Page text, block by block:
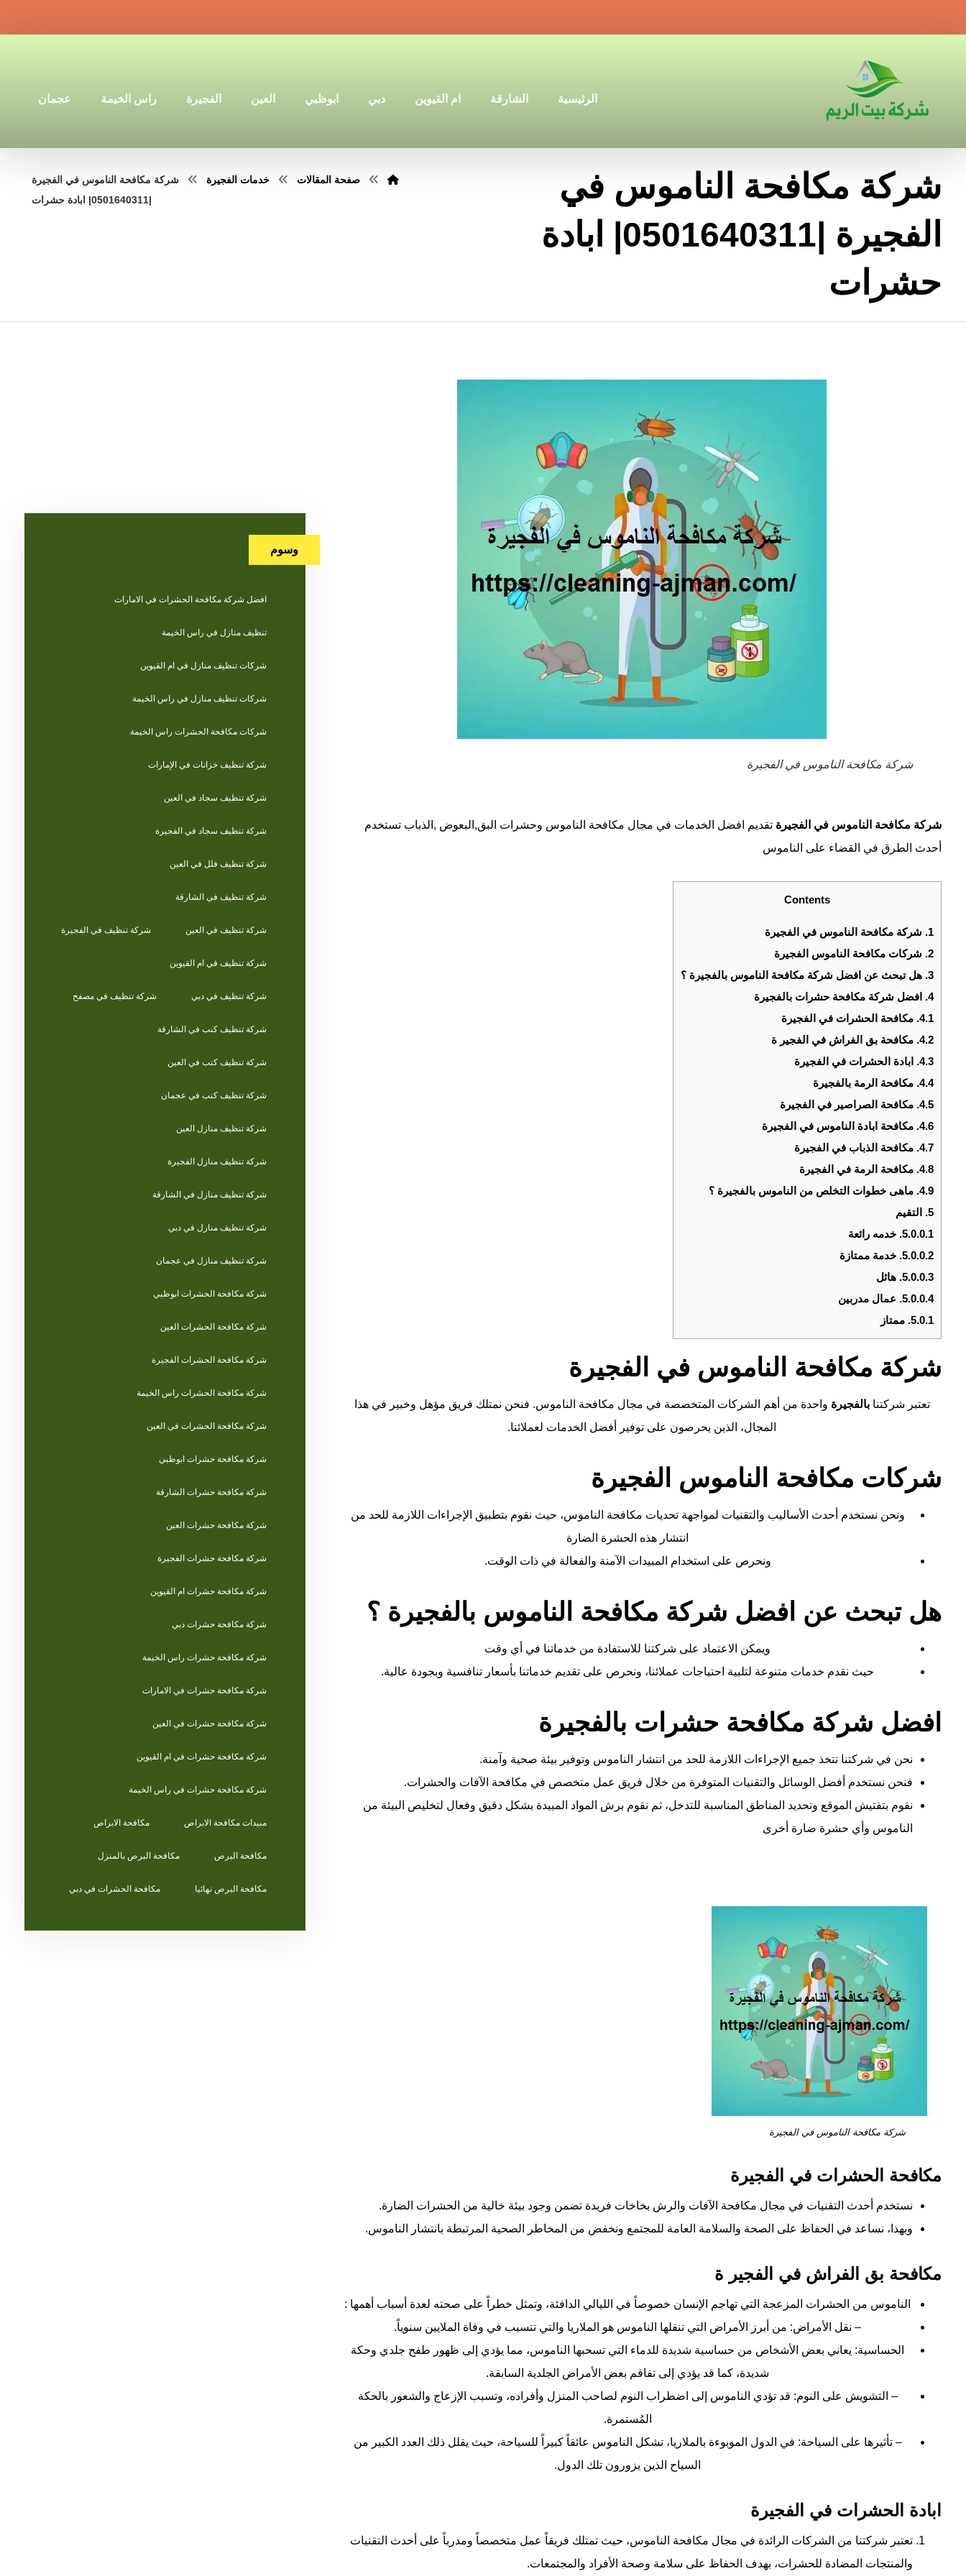
الرئيسية الشارقة ام القيوين دبي ابوظبي العين الفجيرة راس الخيمة عجمان
شركة مكافحة الناموس في
الفجيرة |0501640311| ابادة
حشرات
صفحة المقالات خدمات الفجيرة
شركة مكافحة الناموس في الفجيرة
|0501640311| ابادة حشرات
شركة مكافحة الناموس في الفجيرة
شركة مكافحة الناموس في الفجيرة تقديم افضل الخدمات في مجال مكافحة الناموس وحشرات البق,البعوض ,الذباب تستخدم
أحدث الطرق في القضاء على الناموس
Contents
1. شركة مكافحة الناموس في الفجيرة
2. شركات مكافحة الناموس الفجيرة
3. هل تبحث عن افضل شركة مكافحة الناموس بالفجيرة ؟
4.
افضل شركة مكافحة حشرات بالفجيرة
4.1. مكافحة الحشرات في الفجيرة
4.2. مكافحة بق الفراش في الفجير ة
4.3.
ابادة الحشرات في الفجيرة
4.4. مكافحة الرمة بالفجيرة
4.5. مكافحة الصراصير في الفجيرة
4.6. مكافحة ابادة الناموس في الفجيرة
4.7. مكافحة الذباب في الفجيرة
4.8. مكافحة الرمة في الفجيرة
4.9. ماهى خطوات التخلص من الناموس بالفجيرة ؟
5.
التقيم
5.0.0.1. خدمه رائعة
5.0.0.2. خدمة ممتازة
5.0.0.3. هائل
5.0.0.4. عمال مدربين
5.0.1. ممتاز
شركة مكافحة الناموس في الفجيرة
تعتبر شركتنابالفجيرة واحدة من أهم الشركات المتخصصة في مجال مكافحة الناموس. فنحن نمتلك فريق مؤهل وخبير في هذا
المجال، الذين يحرصون على توفير أفضل الخدمات لعملائنا.
شركات مكافحة الناموس الفجيرة
ونحن نستخدم أحدث الأساليب والتقنيات لمواجهة تحديات مكافحة الناموس، حيث نقوم بتطبيق الإجراءات اللازمة للحد من
انتشار هذه الحشرة الضارة
ونحرص على استخدام المبيدات الآمنة والفعالة في ذات الوقت.
هل تبحث عن افضل شركة مكافحة الناموس بالفجيرة ؟
ويمكن الاعتماد على شركتنا للاستفادة من خدماتنا في أي وقت
حيث نقدم خدمات متنوعة لتلبية احتياجات عملائنا، ونحرص على تقديم خدماتنا بأسعار تنافسية وبجودة عالية.
افضل شركة مكافحة حشرات بالفجيرة
نحن في شركتنا نتخذ جميع الإجراءات اللازمة للحد من انتشار الناموس وتوفير بيئة صحية وآمنة.
فنحن نستخدم أفضل الوسائل والتقنيات المتوفرة من خلال فريق عمل متخصص في مكافحة الآفات والحشرات.
نقوم بتفتيش الموقع وتحديد المناطق المناسبة للتدخل، ثم نقوم برش المواد المبيدة بشكل دقيق وفعال لتخليص البيئة من
الناموس وأي حشرة ضارة أخرى
شركة مكافحة الناموس في الفجيرة
مكافحة الحشرات في الفجيرة
نستخدم أحدث التقنيات في مجال مكافحة الآفات والرش بخاخات فريدة تضمن وجود بيئة خالية من الحشرات الضارة.
وبهذا، نساعد في الحفاظ على الصحة والسلامة العامة للمجتمع ونخفض من المخاطر الصحية المرتبطة بانتشار الناموس.
مكافحة بق الفراش في الفجير ة
الناموس من الحشرات المزعجة التي تهاجم الإنسان خصوصاً في الليالي الدافئة، وتمثل خطراً على صحته لعدة أسباب أهمها :
– نقل الأمراض: من أبرز الأمراض التي تنقلها الناموس هو الملاريا والتي تتسبب في وفاة الملايين سنوياً.
الحساسية: يعاني بعض الأشخاص من حساسية شديدة للدماء التي تسحبها الناموس، مما يؤدي إلى ظهور طفح جلدي وحكة
شديدة، كما قد يؤدي إلى تفاقم بعض الأمراض الجلدية السابقة.
– التشويش على النوم: قد تؤدي الناموس إلى اضطراب النوم لصاحب المنزل وأفراده، وتسبب الإزعاج والشعور بالحكة
المُستمرة.
– تأثيرها على السياحة: في الدول الموبوءة بالملاريا، تشكل الناموس عائقاً كبيراً للسياحة، حيث يقلل ذلك العدد الكبير من
السياح الذين يزورون تلك الدول.
ابادة الحشرات في الفجيرة
تعتبر شركتنا من الشركات الرائدة في مجال مكافحة الناموس، حيث تمتلك فريقاً عمل متخصصاً ومدرباً على أحدث التقنيات
والمنتجات المضادة للحشرات، بهدف الحفاظ على سلامة وصحة الأفراد والمجتمعات.
وسوم
افضل شركة مكافحة الحشرات في الامارات
تنظيف منازل في راس الخيمة
شركات تنظيف منازل في ام القيوين
شركات تنظيف منازل في راس الخيمة
شركات مكافحة الحشرات راس الخيمة
شركة تنظيف خزانات في الإمارات
شركة تنظيف سجاد في العين
شركة تنظيف سجاد في الفجيرة
شركة تنظيف فلل في العين
شركة تنظيف في الشارقة
شركة تنظيف في العين شركة تنظيف في الفجيرة
شركة تنظيف في ام القيوين
شركة تنظيف في دبي شركة تنظيف في مصفح
شركة تنظيف كنب في الشارقة
شركة تنظيف كنب في العين
شركة تنظيف كنب في عجمان
شركة تنظيف منازل العين
شركة تنظيف منازل الفجيرة
شركة تنظيف منازل في الشارقة
شركة تنظيف منازل في دبي
شركة تنظيف منازل في عجمان
شركة مكافحة الحشرات ابوظبي
شركة مكافحة الحشرات العين
شركة مكافحة الحشرات الفجيرة
شركة مكافحة الحشرات راس الخيمة
شركة مكافحة الحشرات في العين
شركة مكافحة حشرات ابوظبي
شركة مكافحة حشرات الشارقة
شركة مكافحة حشرات العين
شركة مكافحة حشرات الفجيرة
شركة مكافحة حشرات ام القيوين
شركة مكافحة حشرات دبي
شركة مكافحة حشرات راس الخيمة
شركة مكافحة حشرات في الامارات
شركة مكافحة حشرات في العين
شركة مكافحة حشرات في ام القيوين
شركة مكافحة حشرات في راس الخيمة
مبيدات مكافحة الابراص مكافحة الابراص
مكافحة البرص مكافحة البرص بالمنزل
مكافحة البرص نهائيا مكافحة الحشرات في دبي